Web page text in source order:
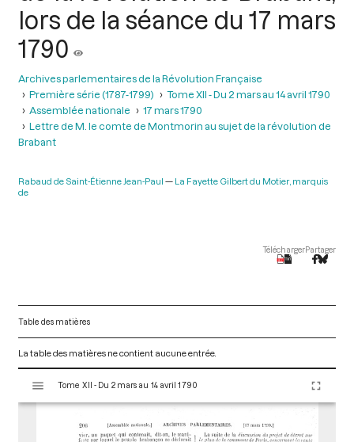
lors de la séance du 17 mars
1790
Archives parlementaires de la Révolution Française
Première série (1787-1799)
Tome XII - Du 2 mars au 14 avril 1790
Assemblée nationale
17 mars 1790
Lettre de M. le comte de Montmorin au sujet de la révolution de
Brabant
Rabaud de Saint-Étienne Jean-Paul
La Fayette Gilbert du Motier, marquis
de
TéléchargerPartager
Table des matières
La table des matières ne contient aucune entrée.
s
Tome XII - Du 2 mars au 14 avril 1790